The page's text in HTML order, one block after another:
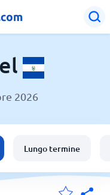
2026
Lungo termine